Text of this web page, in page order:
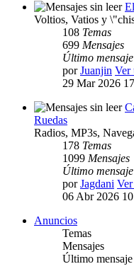
Voltios, Vatios y
108 Temas
699 Mensajes
Último mensaje
porJuanjin Ver
29 Mar 2026
Ruedas
Radios, MP3s,
178 Temas
1099 Mensajes
Último mensaje
porJagdani
06 Abr 2026
Anuncios
Temas
Mensajes
Último mensaje